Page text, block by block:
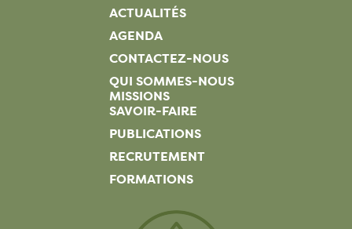
ACTUALITÉS
AGENDA
CONTACTEZ-NOUS
QUI SOMMES-NOUS
MISSIONS
SAVOIR-FAIRE
PUBLICATIONS
RECRUTEMENT
FORMATIONS